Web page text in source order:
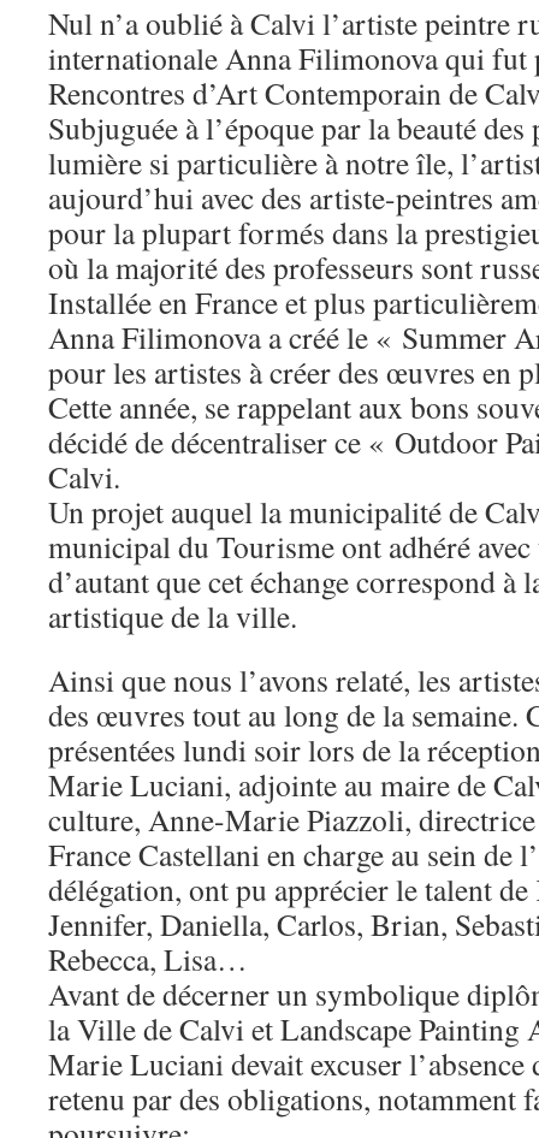
Nul n’a oublié à Calvi l’artiste peintre
internationale Anna Filimonova qui fut
Rencontres d’Art Contemporain de
Subjuguée à l’époque par la beauté des
lumière si particulière à notre île,
aujourd’hui avec des artiste-peintres
pour la plupart formés dans la
où la majorité des professeurs sont
Installée en France et plus
Anna Filimonova a créé le « Summer
pour les artistes à créer des œuvres en
Cette année, se rappelant aux bons
décidé de décentraliser ce « Outdoor
Calvi.
Un projet auquel la municipalité de
municipal du Tourisme ont adhéré
d’autant que cet échange correspond à
artistique de la ville.
Ainsi que nous l’avons relaté, les
des œuvres tout au long de la semaine.
présentées lundi soir lors de la
Marie Luciani, adjointe au maire de
culture, Anne-Marie Piazzoli,
France Castellani en charge au sein de
délégation, ont pu apprécier le talent
Jennifer, Daniella, Carlos, Brian,
Rebecca, Lisa…
Avant de décerner un symbolique
la Ville de Calvi et Landscape Painting
Marie Luciani devait excuser
retenu par des obligations, notamment